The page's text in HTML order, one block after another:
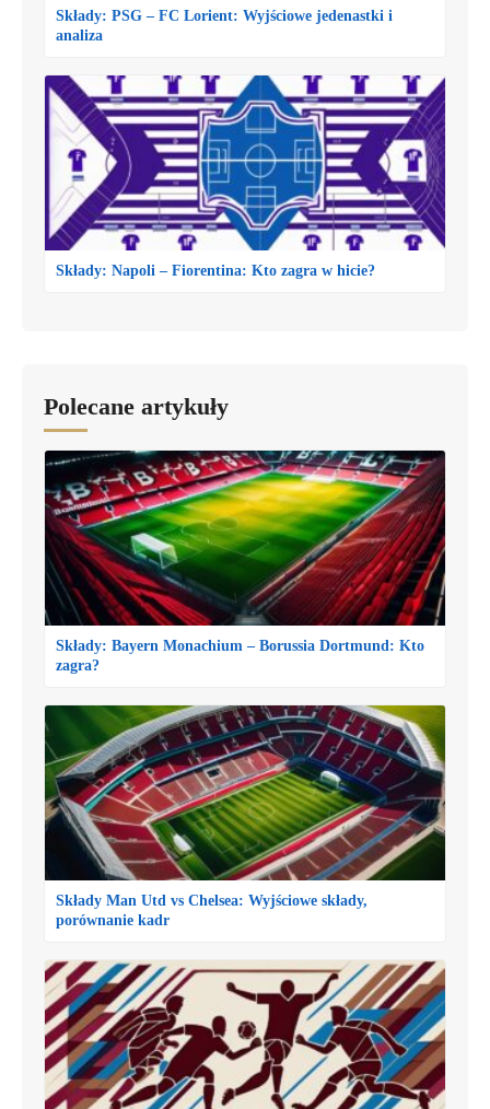
Składy: PSG – FC Lorient: Wyjściowe jedenastki i
analiza
Składy: Napoli – Fiorentina: Kto zagra w hicie?
Polecane artykuły
Składy: Bayern Monachium – Borussia Dortmund: Kto
zagra?
Składy Man Utd vs Chelsea: Wyjściowe składy,
porównanie kadr